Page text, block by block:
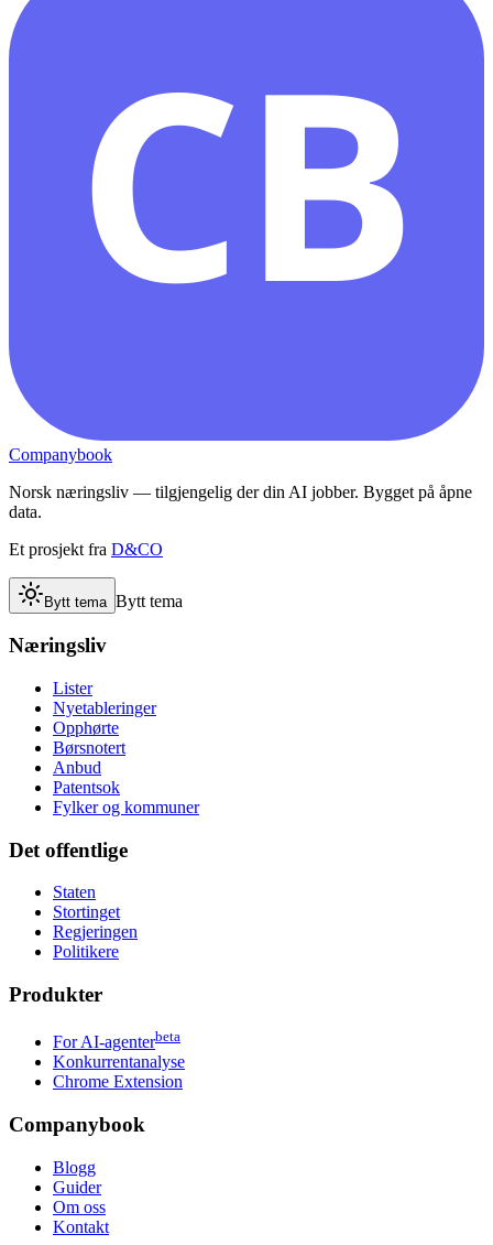
CB
Companybook
Norsk næringsliv — tilgjengelig der din AI jobber. Bygget på åpne
data.
Et prosjekt fra D&CO
Bytt tema Bytt tema
Næringsliv
Lister
Nyetableringer
Opphørte
Børsnotert
Anbud
Patentsok
Fylker og kommuner
Det offentlige
Staten
Stortinget
Regjeringen
Politikere
Produkter
For AI-agenterbeta
Konkurrentanalyse
Chrome Extension
Companybook
Blogg
Guider
Om oss
Kontakt